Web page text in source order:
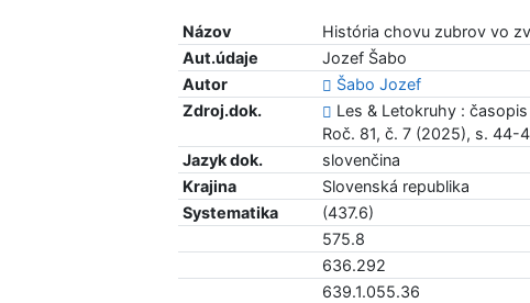
Názov
História chovu zubrov vo
Aut.údaje
Jozef Šabo
Autor
Šabo Jozef
Zdroj.dok.
Les & Letokruhy :
Roč. 81, č. 7 (2025), s. 44-
Jazyk dok.
slovenčina
Krajina
Slovenská republika
Systematika
(437.6)
575.8
636.292
639.1.055.36